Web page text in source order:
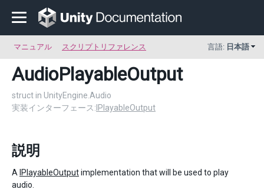
マニュアル スクリプトリファレンス 言語: 日本語
AudioPlayableOutput
struct in UnityEngine.Audio
実装インターフェース: IPlayableOutput
説明
A IPlayableOutputimplementation that will be used to play
audio.